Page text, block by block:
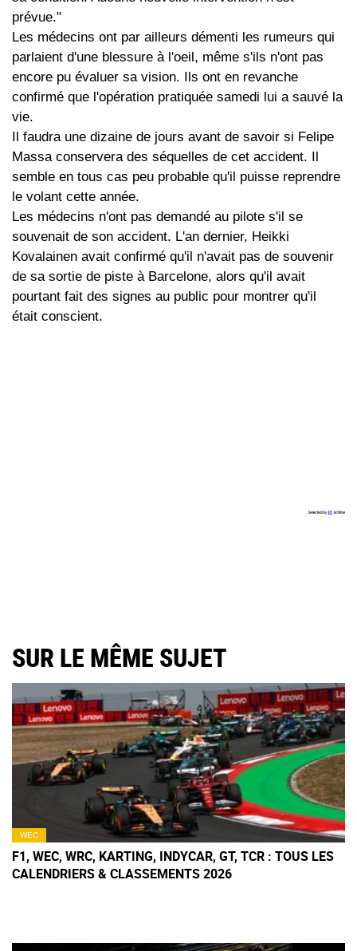
prévue."
Les médecins ont par ailleurs démenti les rumeurs qui
parlaient d'une blessure à l'oeil, même s'ils n'ont pas
encore pu évaluer sa vision. Ils ont en revanche
confirmé que l'opération pratiquée samedi lui a sauvé la
vie.
Il faudra une dizaine de jours avant de savoir si Felipe
Massa conservera des séquelles de cet accident. Il
semble en tous cas peu probable qu'il puisse reprendre
le volant cette année.
Les médecins n'ont pas demandé au pilote s'il se
souvenait de son accident. L'an dernier, Heikki
Kovalainen avait confirmé qu'il n'avait pas de souvenir
de sa sortie de piste à Barcelone, alors qu'il avait
pourtant fait des signes au public pour montrer qu'il
était conscient.
SUR LE MÊME SUJET
WEC
F1, WEC, WRC, KARTING, INDYCAR, GT, TCR : TOUS LES
CALENDRIERS & CLASSEMENTS 2026